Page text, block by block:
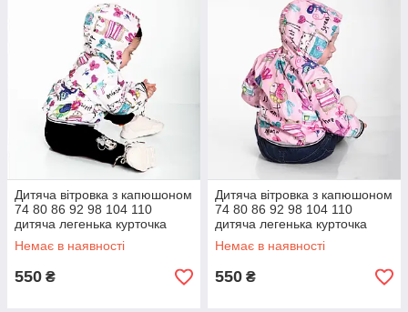
Дитяча вітровка з капюшоном
74 80 86 92 98 104 110
дитяча легенька курточка
весіння осіння
Немає в наявності
550 ₴
Дитяча вітровка з капюшоном
74 80 86 92 98 104 110
дитяча легенька курточка
весіння осіння
Немає в наявності
550 ₴